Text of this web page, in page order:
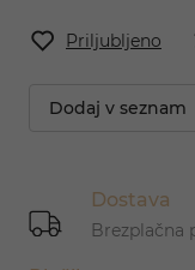
Priljubljeno
Dodaj v seznam
Dostava
Brezplačna